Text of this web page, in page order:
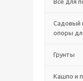
Всё для
Садовый
опоры
Грунты
Кашпо и